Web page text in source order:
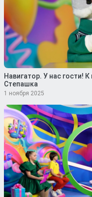
Навигатор. У нас гости!
Степашка
1 ноября 2025